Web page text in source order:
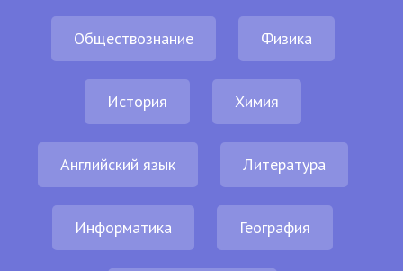
Обществознание Физика
История Химия
Английский язык Литература
Информатика География